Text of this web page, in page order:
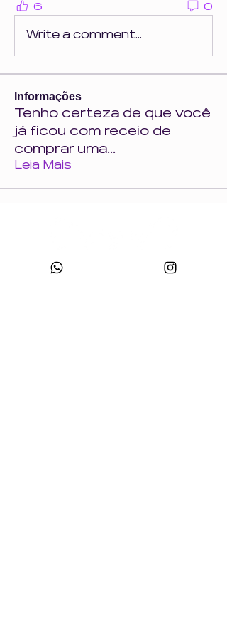
6 0
Write a comment...
Informações
Tenho certeza de que você
já ficou com receio de
comprar uma...
Leia Mais